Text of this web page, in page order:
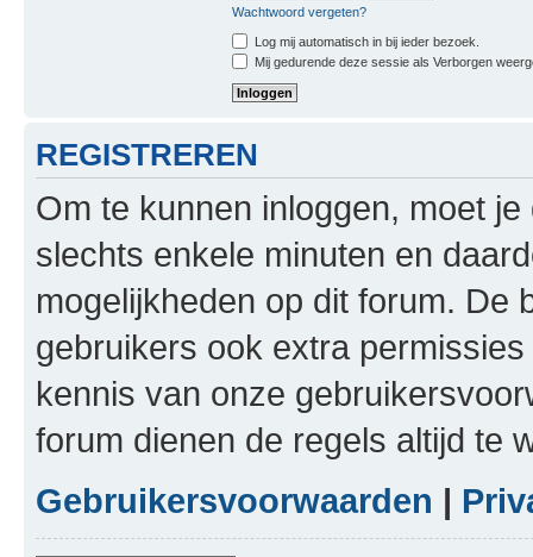
Wachtwoord vergeten?
Log mij automatisch in bij ieder bezoek.
Mij gedurende deze sessie als Verborgen
REGISTREREN
Om te kunnen inloggen, moet
slechts enkele minuten en
mogelijkheden op dit forum. De
gebruikers ook extra
kennis van onze
forum dienen de regels altijd te
Gebruikersvoorwaarden |